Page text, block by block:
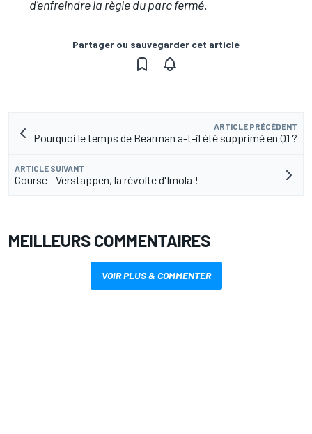
d'enfreindre la règle du parc fermé.
Partager ou sauvegarder cet article
ARTICLE PRÉCÉDENT
Pourquoi le temps de Bearman a-t-il été supprimé en Q1 ?
ARTICLE SUIVANT
Course - Verstappen, la révolte d'Imola !
MEILLEURS COMMENTAIRES
VOIR PLUS & COMMENTER